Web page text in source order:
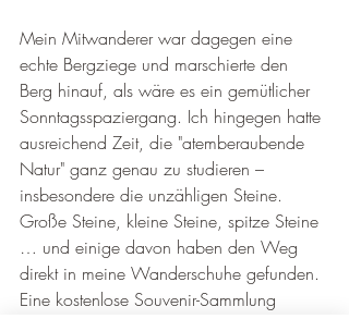
Mein Mitwanderer war dagegen eine
echte Bergziege und marschierte den
Berg hinauf, als wäre es ein gemütlicher
Sonntagsspaziergang. Ich hingegen hatte
ausreichend Zeit, die "atemberaubende
Natur" ganz genau zu studieren –
insbesondere die unzähligen Steine.
Große Steine, kleine Steine, spitze Steine
… und einige davon haben den Weg
direkt in meine Wanderschuhe gefunden.
Eine kostenlose Souvenir-Sammlung